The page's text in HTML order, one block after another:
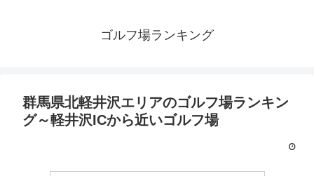
ゴルフ場ランキング
群馬県北軽井沢エリアのゴルフ場ランキン
グ～軽井沢ICから近いゴルフ場